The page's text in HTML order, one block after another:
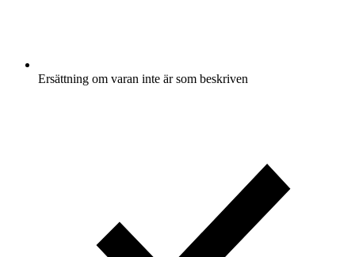
Ersättning om varan inte är som beskriven